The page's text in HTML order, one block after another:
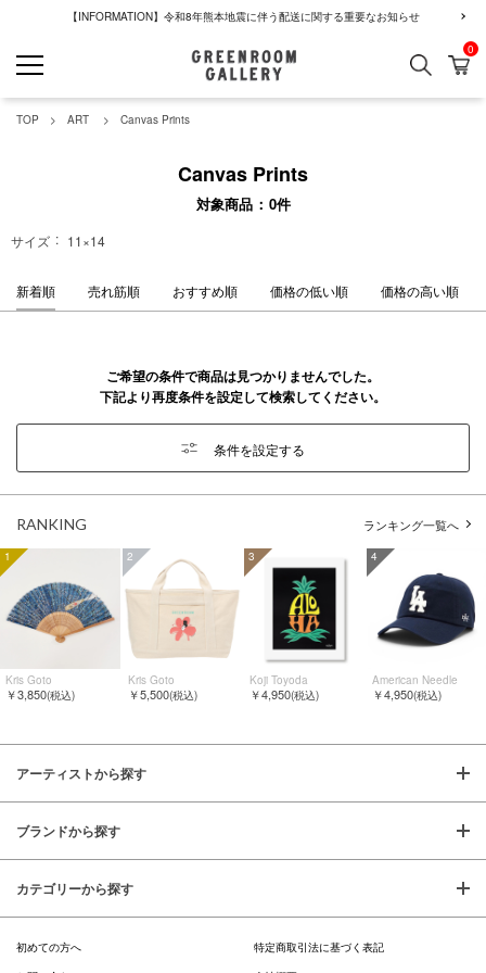
【INFORMATION】令和8年熊本地震に伴う配送に関する重要なお知らせ
検索 カ
0
TOP ART Canvas Prints
Canvas Prints
対象商品 0件
サイズ 11×14
新着順 売れ筋順 おすすめ順 価格の低い順 価格の高い順
ご希望の条件で商品は見つかりませんでした。
下記より再度条件を設定して検索してください。
条件を設定する
RANKING ランキング一覧へ
1
Kris Goto
￥3,850(税込)
2
Kris Goto
￥5,500(税込)
3
Koji Toyoda
￥4,950(税込)
4
American Needle
￥4,950(税込)
アーティストから探す
ブランドから探す
カテゴリーから探す
初めての方へ
特定商取引法に基づく表記